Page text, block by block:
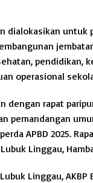
dialokasikan untuk
pendidikan,
operasional
dengan rapat
pemandangan
APBD 2025.
Linggau,
Linggau, AKBP